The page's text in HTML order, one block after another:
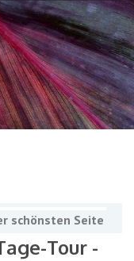
schönsten Seite
Tour -